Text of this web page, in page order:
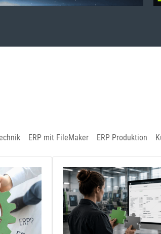
ERP mit FileMaker ERP Produktion